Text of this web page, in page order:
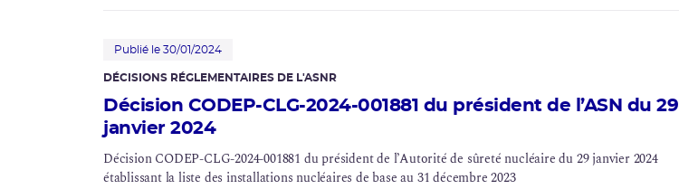
Publié le 30/01/2024
DÉCISIONS RÉGLEMENTAIRES DE L'ASNR
Décision CODEP-CLG-2024-001881 du président de l’ASN du 29
janvier 2024
Décision CODEP-CLG-2024-001881 du président de l’Autorité de sûreté nucléaire du 29 janvier 2024
établissant la liste des installations nucléaires de base au 31 décembre 2023